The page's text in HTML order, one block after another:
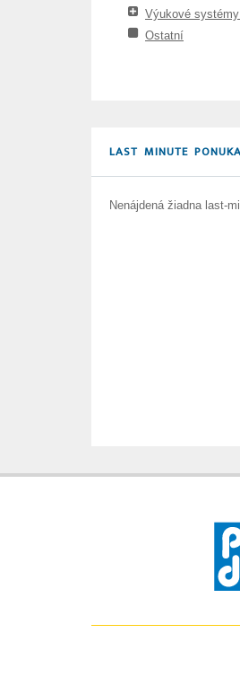
Výukové
Ostatní
LAST MINUTE
Nenájdená žiadna last-